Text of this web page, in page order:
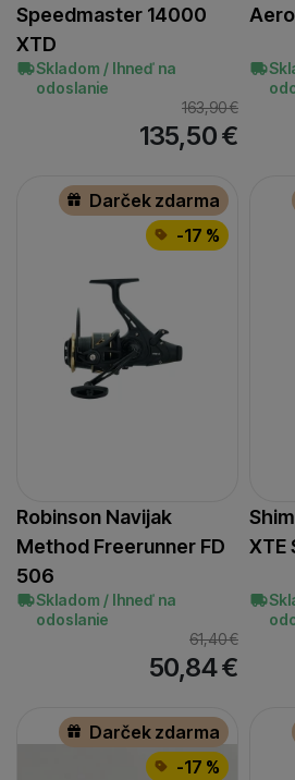
Speedmaster 14000
XTD
Skladom / Ihneď na
odoslanie
163,90€
135,50€
Darček zdarma
-17 %
Robinson Navijak
Method Freerunner FD
506
Skladom / Ihneď na
odoslanie
61,40€
50,84€
XTE
Darček zdarma
-17 %